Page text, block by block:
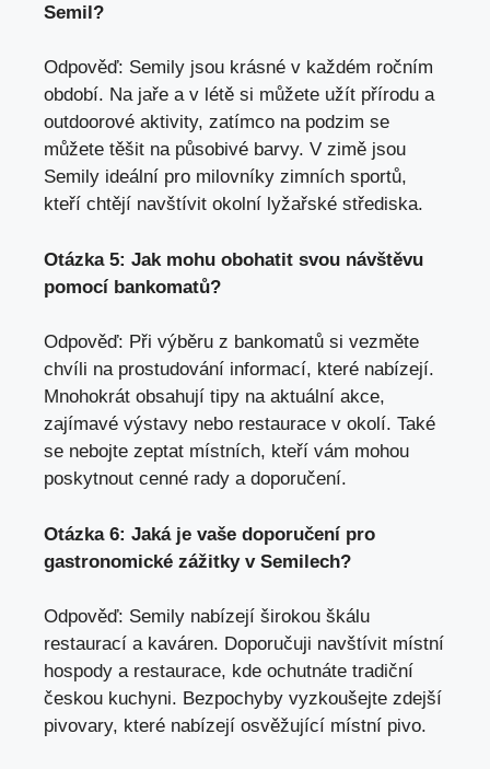
Semil?
Odpověď: Semily jsou krásné v každém ročním
období. Na jaře a v létě si můžete užít přírodu a
outdoorové aktivity, zatímco na podzim se
můžete těšit na působivé barvy. V zimě jsou
Semily ideální pro milovníky zimních sportů,
kteří chtějí navštívit okolní lyžařské střediska.
Otázka 5: Jak mohu obohatit svou návštěvu
pomocí bankomatů?
Odpověď: Při výběru z bankomatů si vezměte
chvíli na prostudování informací, které nabízejí.
Mnohokrát obsahují tipy na aktuální akce,
zajímavé výstavy nebo restaurace v okolí. Také
se nebojte zeptat místních, kteří vám mohou
poskytnout cenné rady a doporučení.
Otázka 6: Jaká je vaše doporučení pro
gastronomické zážitky v Semilech?
Odpověď: Semily nabízejí širokou škálu
restaurací a kaváren. Doporučuji navštívit místní
hospody a restaurace, kde ochutnáte tradiční
českou kuchyni. Bezpochyby vyzkoušejte zdejší
pivovary, které nabízejí osvěžující místní pivo.